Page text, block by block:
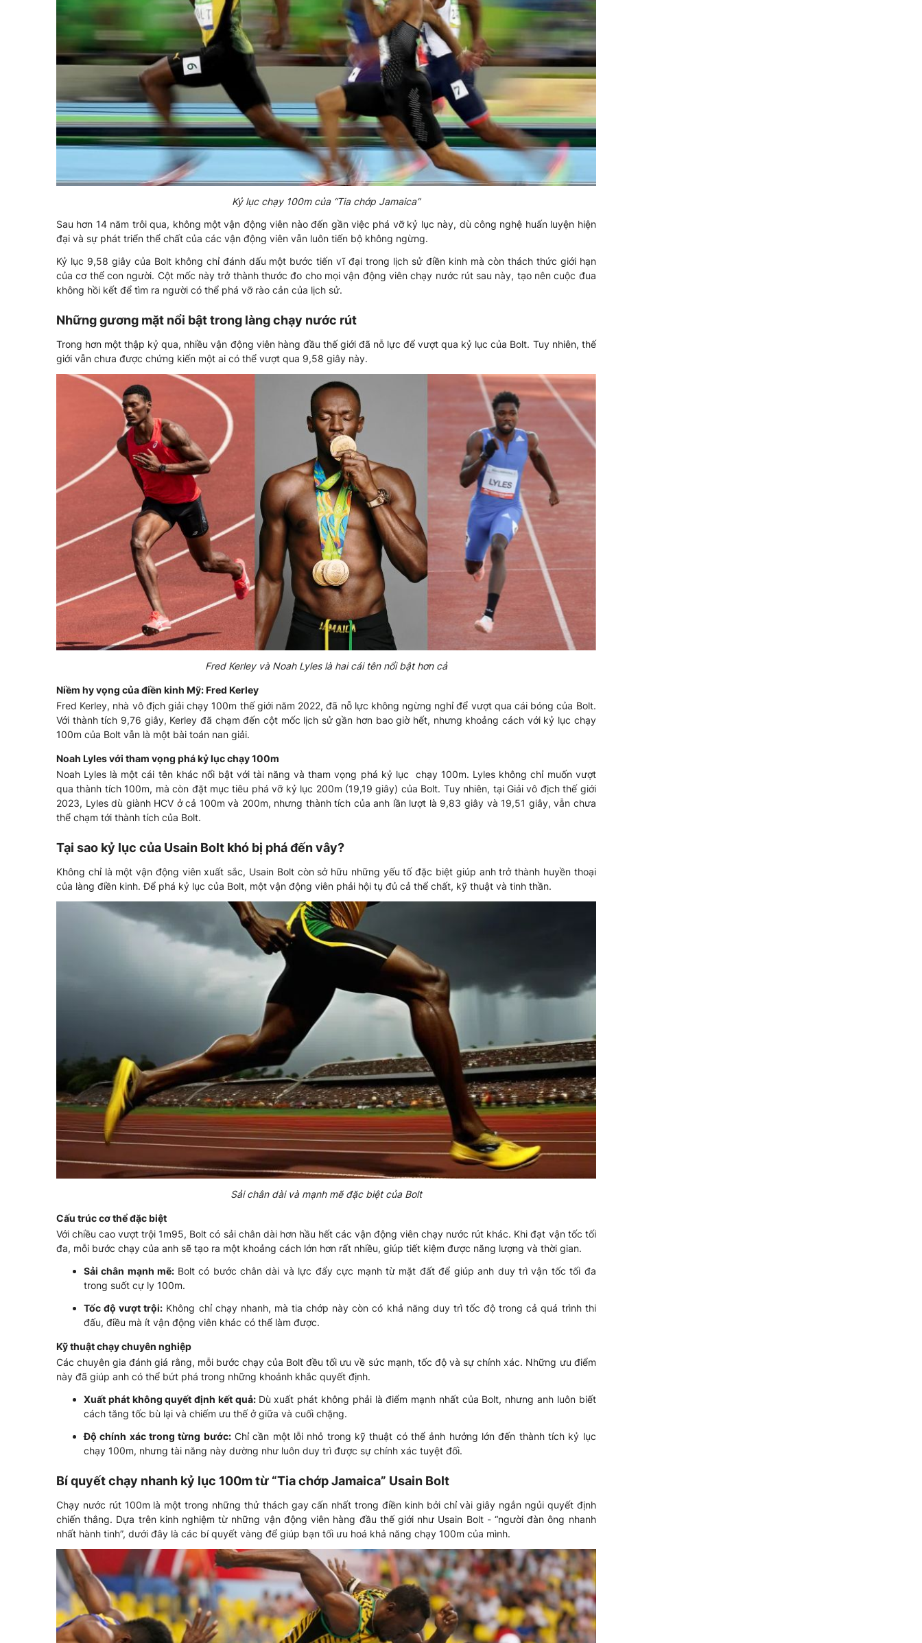
Kỷ lục chạy 100m của “Tia chớp Jamaica”
Sau hơn 14 năm trôi qua, không một vận động viên nào đến gần việc phá vỡ kỷ lục này, dù công nghệ huấn luyện hiện
đại và sự phát triển thể chất của các vận động viên vẫn luôn tiến bộ không ngừng.
Kỷ lục 9,58 giây của Bolt không chỉ đánh dấu một bước tiến vĩ đại trong lịch sử điền kinh mà còn thách thức giới hạn
của cơ thể con người. Cột mốc này trở thành thước đo cho mọi vận động viên chạy nước rút sau này, tạo nên cuộc đua
không hồi kết để tìm ra người có thể phá vỡ rào cản của lịch sử.
Những gương mặt nổi bật trong làng chạy nước rút
Trong hơn một thập kỷ qua, nhiều vận động viên hàng đầu thế giới đã nỗ lực để vượt qua kỷ lục của Bolt. Tuy nhiên, thế
giới vẫn chưa được chứng kiến một ai có thể vượt qua 9,58 giây này.
Fred Kerley và Noah Lyles là hai cái tên nổi bật hơn cả
Niềm hy vọng của điền kinh Mỹ: Fred Kerley
Fred Kerley, nhà vô địch giải chạy 100m thế giới năm 2022, đã nỗ lực không ngừng nghỉ để vượt qua cái bóng của Bolt.
Với thành tích 9,76 giây, Kerley đã chạm đến cột mốc lịch sử gần hơn bao giờ hết, nhưng khoảng cách với kỷ lục chạy
100m của Bolt vẫn là một bài toán nan giải.
Noah Lyles với tham vọng phá kỷ lục chạy 100m
Noah Lyles là một cái tên khác nổi bật với tài năng và tham vọng phá kỷ lục chạy 100m. Lyles không chỉ muốn vượt
qua thành tích 100m, mà còn đặt mục tiêu phá vỡ kỷ lục 200m (19,19 giây) của Bolt. Tuy nhiên, tại Giải vô địch thế giới
2023, Lyles dù giành HCV ở cả 100m và 200m, nhưng thành tích của anh lần lượt là 9,83 giây và 19,51 giây, vẫn chưa
thể chạm tới thành tích của Bolt.
Tại sao kỷ lục của Usain Bolt khó bị phá đến vây?
Không chỉ là một vận động viên xuất sắc, Usain Bolt còn sở hữu những yếu tố đặc biệt giúp anh trở thành huyền thoại
của làng điền kinh. Để phá kỷ lục của Bolt, một vận động viên phải hội tụ đủ cả thể chất, kỹ thuật và tinh thần.
Sải chân dài và mạnh mẽ đặc biệt của Bolt
Cấu trúc cơ thể đặc biệt
Với chiều cao vượt trội 1m95, Bolt có sải chân dài hơn hầu hết các vận động viên chạy nước rút khác. Khi đạt vận tốc tối
đa, mỗi bước chạy của anh sẽ tạo ra một khoảng cách lớn hơn rất nhiều, giúp tiết kiệm được năng lượng và thời gian.
Sải chân mạnh mẽ: Bolt có bước chân dài và lực đẩy cực mạnh từ mặt đất để giúp anh duy trì vận tốc tối đa
trong suốt cự ly 100m.
Tốc độ vượt trội: Không chỉ chạy nhanh, mà tia chớp này còn có khả năng duy trì tốc độ trong cả quá trình thi
đấu, điều mà ít vận động viên khác có thể làm được.
Kỹ thuật chạy chuyên nghiệp
Các chuyên gia đánh giá rằng, mỗi bước chạy của Bolt đều tối ưu về sức mạnh, tốc độ và sự chính xác. Những ưu điểm
này đã giúp anh có thể bứt phá trong những khoảnh khắc quyết định.
Xuất phát không quyết định kết quả: Dù xuất phát không phải là điểm mạnh nhất của Bolt, nhưng anh luôn biết
cách tăng tốc bù lại và chiếm ưu thế ở giữa và cuối chặng.
Độ chính xác trong từng bước:Chỉ cần một lỗi nhỏ trong kỹ thuật có thể ảnh hưởng lớn đến thành tích kỷ lục
chạy 100m, nhưng tài năng này dường như luôn duy trì được sự chính xác tuyệt đối.
Bí quyết chạy nhanh kỷ lục 100m từ “Tia chớp Jamaica” Usain Bolt
Chạy nước rút 100m là một trong những thử thách gay cấn nhất trong điền kinh bởi chỉ vài giây ngắn ngủi quyết định
chiến thắng. Dựa trên kinh nghiệm từ những vận động viên hàng đầu thế giới như Usain Bolt - “người đàn ông nhanh
nhất hành tinh”, dưới đây là các bí quyết vàng để giúp bạn tối ưu hoá khả năng chạy 100m của mình.